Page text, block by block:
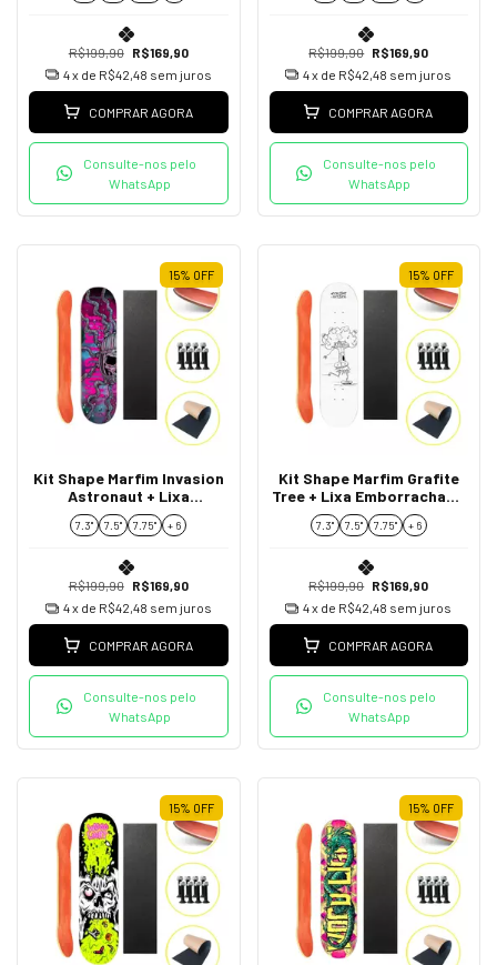
R$199,90 R$169,90
4x de R$42,48 sem juros
COMPRAR AGORA
Consulte-nos pelo
WhatsApp
R$199,90 R$169,90
4x de R$42,48 sem juros
COMPRAR AGORA
Consulte-nos pelo
WhatsApp
15% OFF
Kit Shape Marfim Invasion
Astronaut + Lixa
Emborrachada +
Parafusos de Base
7.3" 7.5" 7.75'' + 6
R$199,90 R$169,90
4x de R$42,48 sem juros
COMPRAR AGORA
Consulte-nos pelo
WhatsApp
15% OFF
Kit Shape Marfim Grafite
Tree + Lixa Emborrachada
+ Parafusos de Base
7.3" 7.5" 7.75'' + 6
R$199,90 R$169,90
4x de R$42,48 sem juros
COMPRAR AGORA
Consulte-nos pelo
WhatsApp
15% OFF 15% OFF